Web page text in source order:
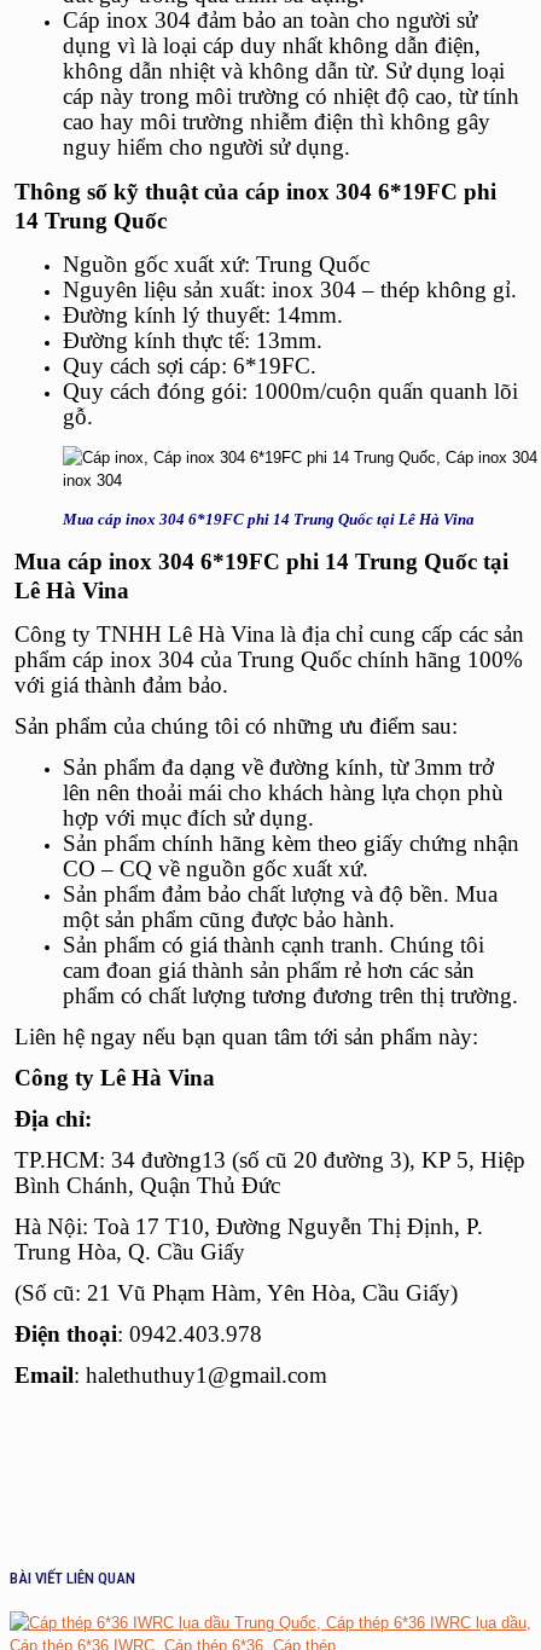
Cáp inox 304 đảm bảo an toàn cho người sử
dụng vì là loại cáp duy nhất không dẫn điện,
không dẫn nhiệt và không dẫn từ. Sử dụng loại
cáp này trong môi trường có nhiệt độ cao, từ tính
cao hay môi trường nhiễm điện thì không gây
nguy hiểm cho người sử dụng.
Thông số kỹ thuật củacáp inox 304 6*19FC phi
14 Trung Quốc
Nguồn gốc xuất xứ: Trung Quốc
Nguyên liệu sản xuất: inox 304 – thép không gỉ.
Đường kính lý thuyết: 14mm.
Đường kính thực tế: 13mm.
Quy cách sợi cáp: 6*19FC.
Quy cách đóng gói: 1000m/cuộn quấn quanh lõi
gỗ.
Mua cáp inox 304 6*19FC phi 14 Trung Quốc tại Lê Hà Vina
Mua cáp inox 304 6*19FC phi 14 Trung Quốc tại
Lê Hà Vina
Công ty TNHH Lê Hà Vina là địa chỉ cung cấp các sản
phẩm cáp inox 304 của Trung Quốc chính hãng 100%
với giá thành đảm bảo.
Sản phẩm của chúng tôi có những ưu điểm sau:
Sản phẩm đa dạng về đường kính, từ 3mm trở
lên nên thoải mái cho khách hàng lựa chọn phù
hợp với mục đích sử dụng.
Sản phẩm chính hãng kèm theo giấy chứng nhận
CO – CQ về nguồn gốc xuất xứ.
Sản phẩm đảm bảo chất lượng và độ bền. Mua
một sản phẩm cũng được bảo hành.
Sản phẩm có giá thành cạnh tranh. Chúng tôi
cam đoan giá thành sản phẩm rẻ hơn các sản
phẩm có chất lượng tương đương trên thị trường.
Liên hệ ngay nếu bạn quan tâm tới sản phẩm này:
Công ty Lê Hà Vina
Địa chỉ:
TP.HCM: 34 đường13 (số cũ 20 đường 3), KP 5, Hiệp
Bình Chánh, Quận Thủ Đức
Hà Nội: Toà 17 T10, Đường Nguyễn Thị Định, P.
Trung Hòa, Q. Cầu Giấy
(Số cũ: 21 Vũ Phạm Hàm, Yên Hòa, Cầu Giấy)
Điện thoại:0942.403.978
Email:halethuthuy1@gmail.com
BÀI VIẾT LIÊN QUAN